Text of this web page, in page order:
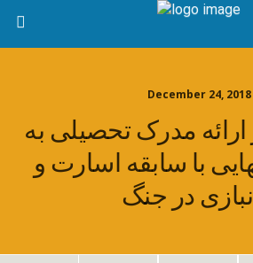
December 24, 2018
مدرک تحصیلی به
با سابقه اسارت و
در جنگ